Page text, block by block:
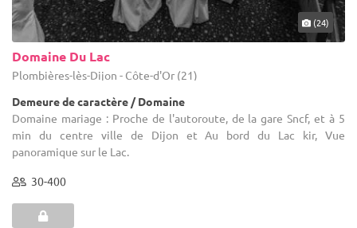
(24)
Domaine Du Lac
Plombières-lès-Dijon - Côte-d'Or (21)
Demeure de caractère / Domaine
Domaine mariage : Proche de l'autoroute, de la gare Sncf, et à 5
min du centre ville de Dijon et Au bord du Lac kir, Vue
panoramique sur le Lac.
30-400